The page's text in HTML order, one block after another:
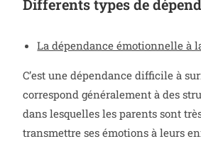
Differents types de
La dépendance émotionnelle à
C’est une dépendance difficile à
correspond généralement à des
dans lesquelles les parents sont
transmettre ses émotions à leurs